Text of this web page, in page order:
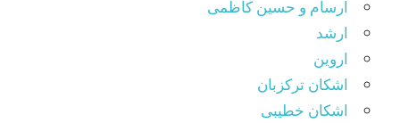
اَرسام و حسین کاظمی
ارشد
اروین
اشکان ترکزبان
اشکان خطیبی